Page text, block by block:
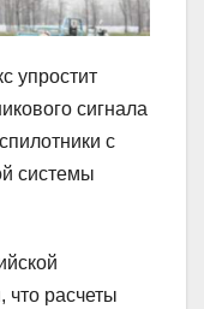
упростит
сигнала
с
системы
расчеты